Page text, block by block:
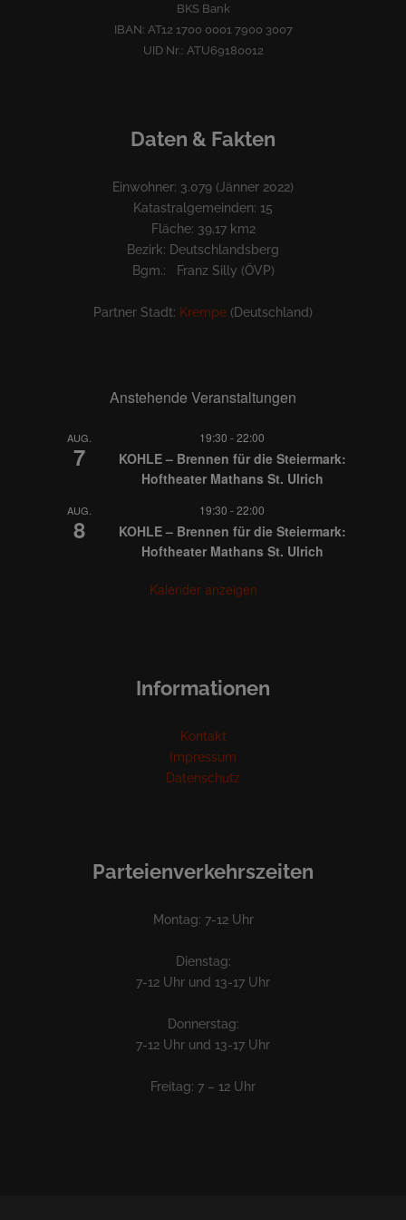
BKS Bank
IBAN: AT12 1700 0001 7900 3007
UID Nr.: ATU69180012
Daten & Fakten
Einwohner: 3.079 (Jänner 2022)
Katastralgemeinden: 15
Fläche: 39,17 km2
Bezirk: Deutschlandsberg
Bgm.: Franz Silly (ÖVP)
Partner Stadt: Krempe (Deutschland)
Anstehende Veranstaltungen
AUG.
7
19:30 -22:00
KOHLE – Brennen für die Steiermark:
Hoftheater Mathans St. Ulrich
AUG.
8
19:30 -22:00
KOHLE – Brennen für die Steiermark:
Hoftheater Mathans St. Ulrich
Kalender anzeigen
Informationen
Kontakt
Impressum
Datenschutz
Parteienverkehrszeiten
Montag: 7-12 Uhr
Dienstag:
7-12 Uhr und 13-17 Uhr
Donnerstag:
7-12 Uhr und 13-17 Uhr
Freitag: 7 – 12 Uhr